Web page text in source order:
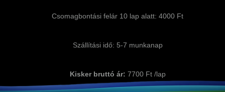
Csomagbontási felár 10 lap alatt: 4000 Ft
Szállítási idő: 5-7 munkanap
Kisker bruttó ár: 7700 Ft /lap